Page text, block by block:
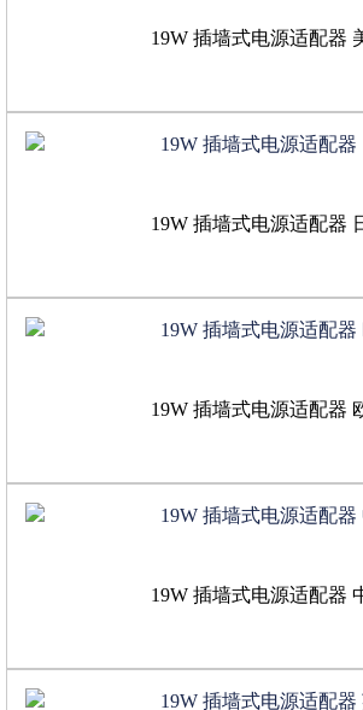
19W 插墙式电源适配器
19W 插墙式电源适配器
19W 插墙式电源适配器
19W 插墙式电源适配器